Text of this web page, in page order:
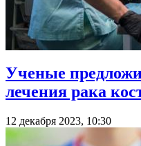
Ученые
лечения рака
12 декабря 2023, 10:30